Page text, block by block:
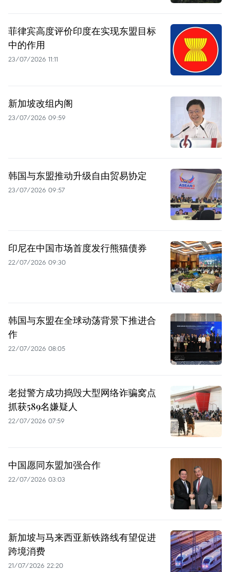
菲律宾高度评价印度在实现东盟目标
中的作用
23/07/2026 11:11
新加坡改组内阁
23/07/2026 09:59
韩国与东盟推动升级自由贸易协定
23/07/2026 09:57
印尼在中国市场首度发行熊猫债券
22/07/2026 09:30
韩国与东盟在全球动荡背景下推进合
作
22/07/2026 08:05
老挝警方成功捣毁大型网络诈骗窝点
抓获589名嫌疑人
22/07/2026 07:59
中国愿同东盟加强合作
22/07/2026 03:03
新加坡与马来西亚新铁路线有望促进
跨境消费
21/07/2026 22:20